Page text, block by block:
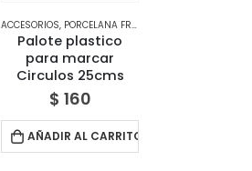
ACCESORIOS, PORCELANA FRÍA
Palote plastico
para marcar
Circulos 25cms
$ 160
AÑADIR AL CARRITO